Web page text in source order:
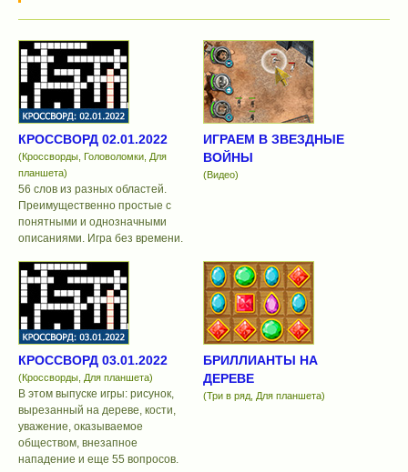
КРОССВОРД 02.01.2022
(Кроссворды, Головоломки, Для
планшета)
56 слов из разных областей.
Преимущественно простые с
понятными и однозначными
описаниями. Игра без времени.
ИГРАЕМ В ЗВЕЗДНЫЕ
ВОЙНЫ
(Видео)
КРОССВОРД 03.01.2022
(Кроссворды, Для планшета)
В этом выпуске игры: рисунок,
вырезанный на дереве, кости,
уважение, оказываемое
обществом, внезапное
нападение и еще 55 вопросов.
БРИЛЛИАНТЫ НА
ДЕРЕВЕ
(Три в ряд, Для планшета)